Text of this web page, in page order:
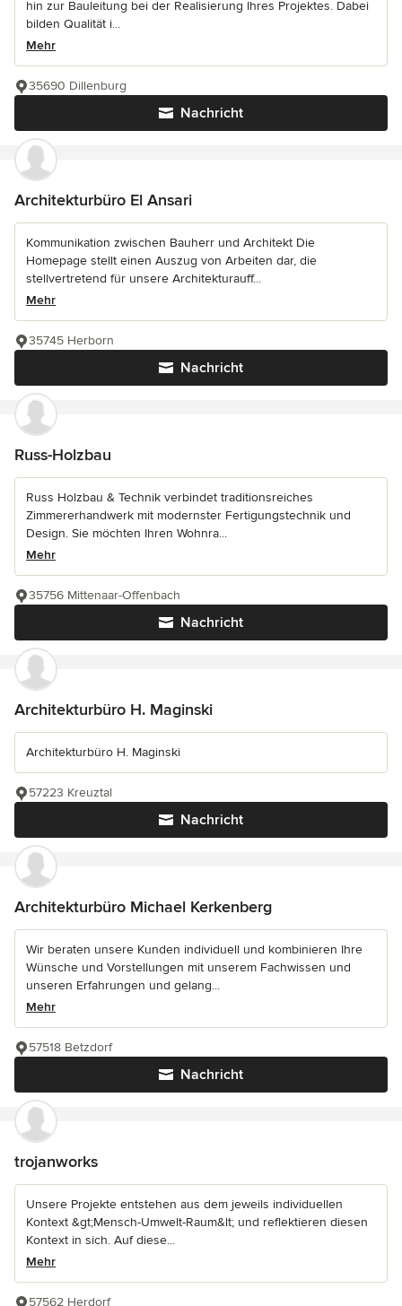
hin zur Bauleitung bei der Realisierung Ihres Projektes. Dabei
bilden Qualität i...
Mehr
Nachricht
35690 Dillenburg
Architekturbüro El Ansari
Kommunikation zwischen Bauherr und Architekt Die
Homepage stellt einen Auszug von Arbeiten dar, die
stellvertretend für unsere Architekturauff...
Mehr
Nachricht
35745 Herborn
Russ-Holzbau
Russ Holzbau & Technik verbindet traditionsreiches
Zimmererhandwerk mit modernster Fertigungstechnik und
Design. Sie möchten Ihren Wohnra...
Mehr
Nachricht
35756 Mittenaar-Offenbach
Architekturbüro H. Maginski
Architekturbüro H. Maginski
Nachricht
57223 Kreuztal
Architekturbüro Michael Kerkenberg
Wir beraten unsere Kunden individuell und kombinieren Ihre
Wünsche und Vorstellungen mit unserem Fachwissen und
unseren Erfahrungen und gelang...
Mehr
Nachricht
57518 Betzdorf
trojanworks
Unsere Projekte entstehen aus dem jeweils individuellen
Kontext &gt;Mensch-Umwelt-Raum&lt; und reflektieren diesen
Kontext in sich. Auf diese...
Mehr
57562 Herdorf